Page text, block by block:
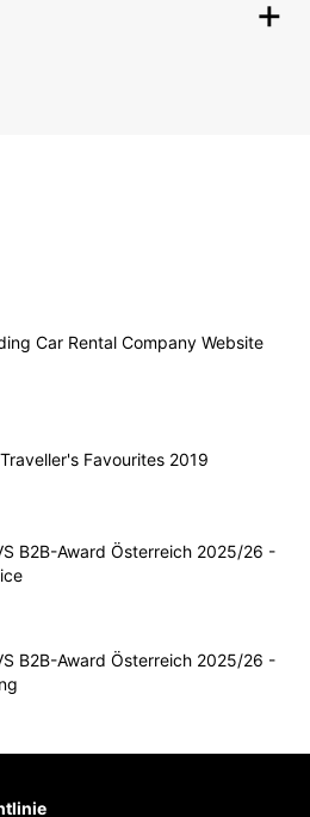
Car Rental Company Website
Favourites 2019
B2B-Award Österreich 2025/26 -
B2B-Award Österreich 2025/26 -